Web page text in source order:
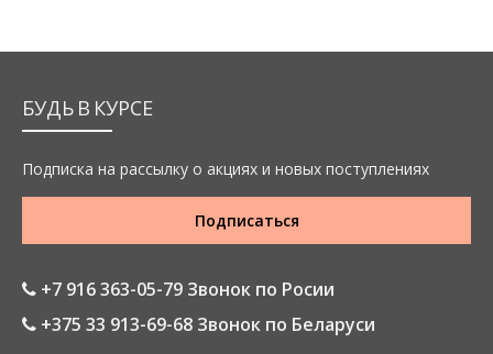
БУДЬ В КУРСЕ
Подписка на рассылку о акциях и новых поступлениях
Подписаться
+7 916 363-05-79 Звонок по Росии
+375 33 913-69-68 Звонок по Беларуси